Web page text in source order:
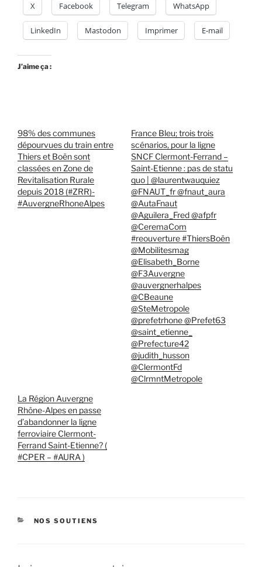
X Facebook Telegram WhatsApp
LinkedIn Mastodon Imprimer E-mail
J’aime ça :
98% des communes
dépourvues du train entre
Thiers et Boën sont
classées en Zone de
Revitalisation Rurale
depuis 2018 (#ZRR)-
#AuvergneRhoneAlpes
France Bleu; trois trois
scénarios, pour la ligne
SNCF Clermont-Ferrand –
Saint-Etienne : pas de statu
quo | @laurentwauquiez
@FNAUT_fr @fnaut_aura
@AutaFnaut
@Aguilera_Fred @afpfr
@CeremaCom
#reouverture #ThiersBoën
@Mobilitesmag
@Elisabeth_Borne
@F3Auvergne
@auvergnerhalpes
@CBeaune
@SteMetropole
@prefetrhone @Prefet63
@saint_etienne_
@Prefecture42
@judith_husson
@ClermontFd
@ClrmntMetropole
La Région Auvergne
Rhône-Alpes en passe
d’abandonner la ligne
ferroviaire Clermont-
Ferrand Saint-Etienne? (
#CPER – #AURA )
CATÉGORIES
NOS SOUTIENS